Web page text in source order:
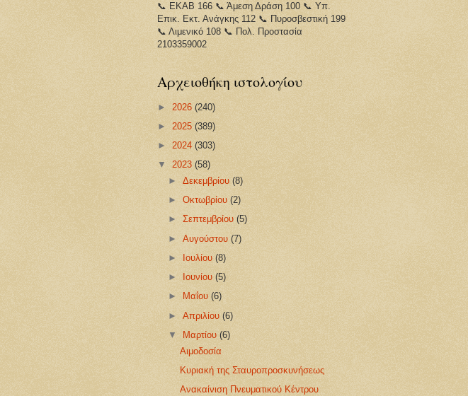
📞 ΕΚΑΒ 166 📞 Άμεση Δράση 100 📞 Υπ.
Επικ. Εκτ. Ανάγκης 112 📞 Πυροσβεστική 199
📞 Λιμενικό 108 📞 Πολ. Προστασία
2103359002
Αρχειοθήκη ιστολογίου
► 2026 (240)
► 2025 (389)
► 2024 (303)
▼ 2023 (58)
► Δεκεμβρίου (8)
► Οκτωβρίου (2)
► Σεπτεμβρίου (5)
► Αυγούστου (7)
►
Ιουλίου (8)
►
Ιουνίου (5)
►
Μαΐου (6)
► Απριλίου (6)
▼
Μαρτίου (6)
Αιμοδοσία
Κυριακή της Σταυροπροσκυνήσεως
Ανακαίνιση Πνευματικού Κέντρου